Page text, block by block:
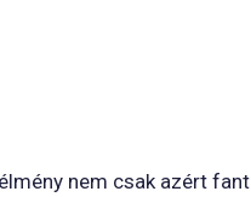
nem csak azért